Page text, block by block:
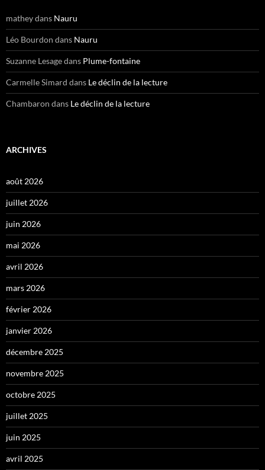
matheydans Nauru
Léo Bourdon dans Nauru
Suzanne Lesagedans Plume-fontaine
Carmelle Simard dans Le déclin de la lecture
Chambaron dans Le déclin de la lecture
ARCHIVES
août 2026
juillet 2026
juin 2026
mai 2026
avril 2026
mars 2026
février 2026
janvier 2026
décembre 2025
novembre 2025
octobre 2025
juillet 2025
juin 2025
avril 2025